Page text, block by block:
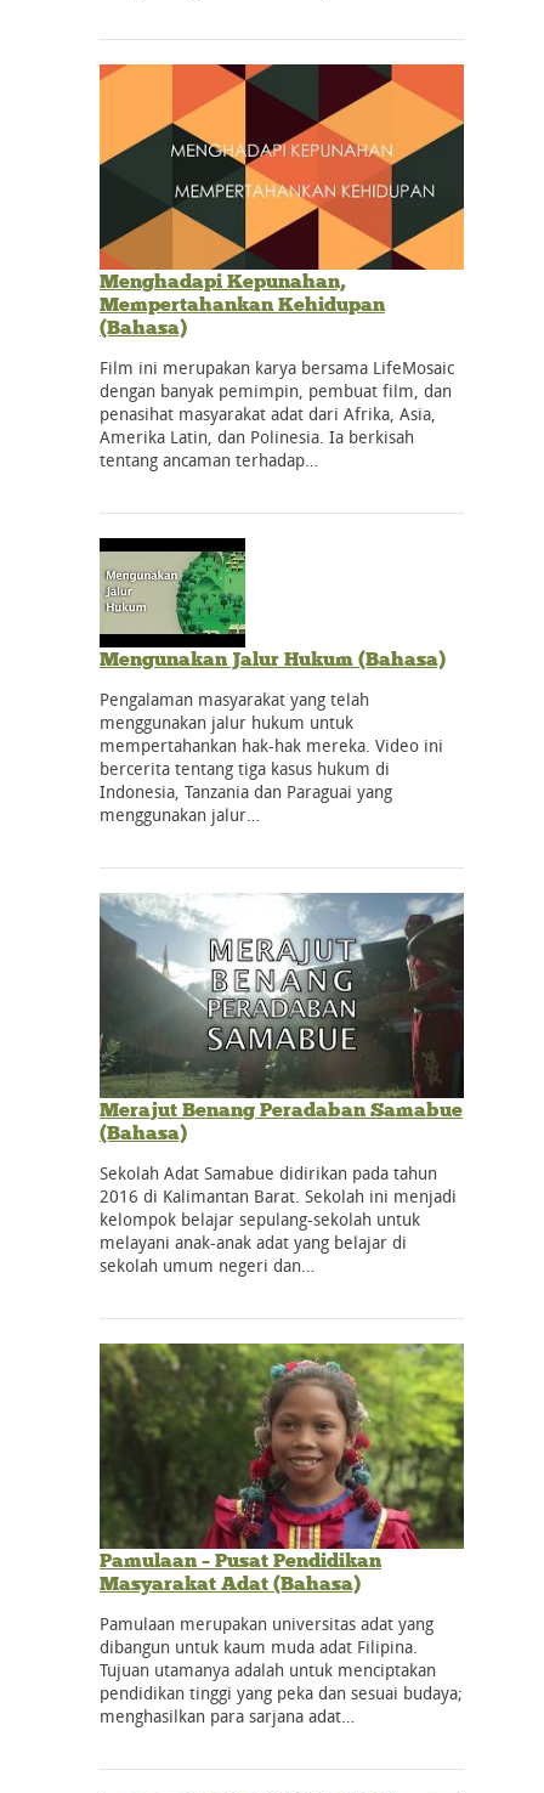
Menghadapi Kepunahan,
Mempertahankan Kehidupan
(Bahasa)
Film ini merupakan karya bersama LifeMosaic
dengan banyak pemimpin, pembuat film, dan
penasihat masyarakat adat dari Afrika, Asia,
Amerika Latin, dan Polinesia. Ia berkisah
tentang ancaman terhadap…
Mengunakan Jalur Hukum (Bahasa)
Pengalaman masyarakat yang telah
menggunakan jalur hukum untuk
mempertahankan hak-hak mereka. Video ini
bercerita tentang tiga kasus hukum di
Indonesia, Tanzania dan Paraguai yang
menggunakan jalur…
Merajut Benang Peradaban Samabue
(Bahasa)
Sekolah Adat Samabue didirikan pada tahun
2016 di Kalimantan Barat. Sekolah ini menjadi
kelompok belajar sepulang-sekolah untuk
melayani anak-anak adat yang belajar di
sekolah umum negeri dan…
Pamulaan – Pusat Pendidikan
Masyarakat Adat (Bahasa)
Pamulaan merupakan universitas adat yang
dibangun untuk kaum muda adat Filipina.
Tujuan utamanya adalah untuk menciptakan
pendidikan tinggi yang peka dan sesuai budaya;
menghasilkan para sarjana adat…